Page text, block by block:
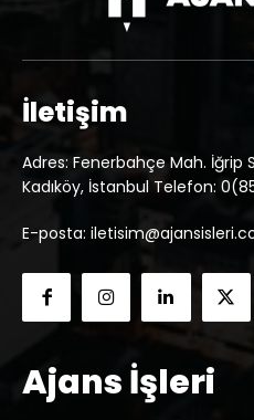
İletişim
Adres: Fenerbahçe Mah. İğrip
Kadıköy, İstanbul Telefon:
E-posta:
Ajans İşleri